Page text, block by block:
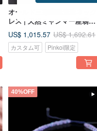
オールド三彩翡翠連珠ネック
レス | 天然ミャンマー産翡翠
A 貨 | ギフト
US$ 1,015.57 US$ 1,692.61
カスタム可 Pinkoi限定
40%OFF